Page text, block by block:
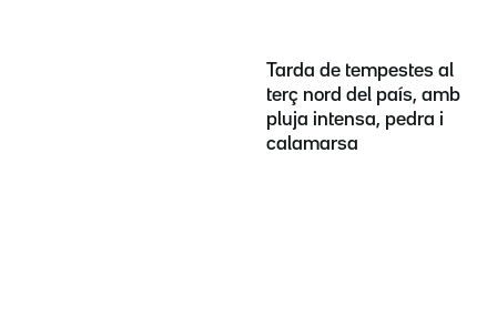
Tarda de tempestes al
terç nord del país, amb
pluja intensa, pedra i
calamarsa